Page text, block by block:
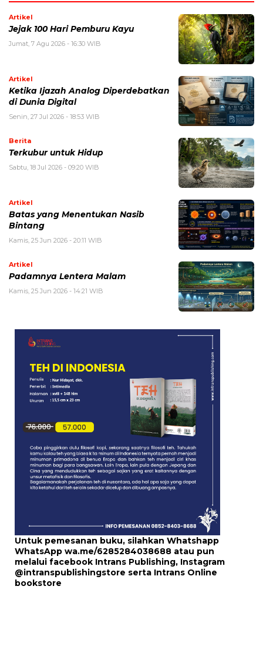
Artikel
Jejak 100 Hari Pemburu Kayu
Jumat, 7 Agu 2026 - 16:30 WIB
Artikel
Ketika Ijazah Analog Diperdebatkan
di Dunia Digital
Senin, 27 Jul 2026 - 18:53 WIB
Berita
Terkubur untuk Hidup
Sabtu, 18 Jul 2026 - 09:20 WIB
Artikel
Batas yang Menentukan Nasib
Bintang
Kamis, 25 Jun 2026 - 20:11 WIB
Artikel
Padamnya Lentera Malam
Kamis, 25 Jun 2026 - 14:21 WIB
Untuk pemesanan buku, silahkan Whatshapp
WhatsApp wa.me/6285284038688 atau pun
melalui facebook Intrans Publishing, Instagram
@intranspublishingstore serta Intrans Online
bookstore